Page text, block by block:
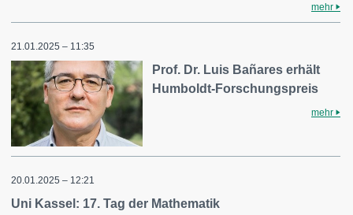
mehr
21.01.2025 – 11:35
Prof. Dr. Luis Bañares erhält
Humboldt-Forschungspreis
mehr
20.01.2025 – 12:21
Uni Kassel: 17. Tag der Mathematik